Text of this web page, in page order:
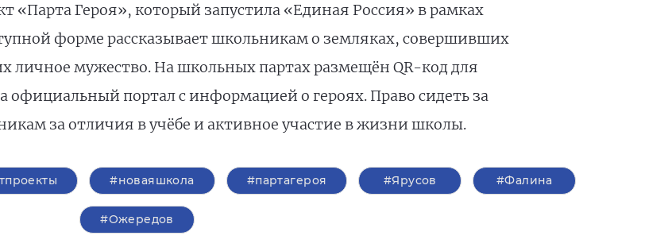
«Парта Героя», который запустила «Единая Россия» в рамках
форме рассказывает школьникам о земляках, совершивших
личное мужество. На школьных партах размещён QR-код для
официальный портал с информацией о героях. Право сидеть за
за отличия в учёбе и активное участие в жизни школы.
#новаяшкола #партагероя #Ярусов #Фалина
#Ожередов